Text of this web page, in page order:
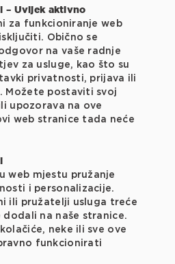
– Uvijek aktivno
za funkcioniranje web
Obično se
na vaše radnje
za usluge, kao što su
privatnosti, prijava ili
Možete postaviti svoj
upozorava na ove
web stranice tada neće
web mjestu pružanje
i personalizacije.
ili pružatelji usluga treće
na naše stranice.
neke ili sve ove
funkcionirati